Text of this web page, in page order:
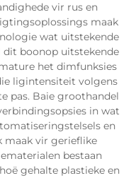
vir rus en
maak
wat uitstekende
boonop uitstekende
het dimfunksies
ligintensiteit volgens
pas. Baie groothandel
in wat
en
maak vir gerieflike
bestaan
gehalte plastieke en